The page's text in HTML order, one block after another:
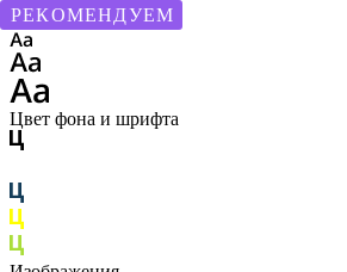
Размер шрифта
Цвет фона и шрифта
РЕКОМЕНДУЕМ